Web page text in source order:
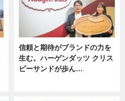
信頼と期待がブランドの力を
生む。ハーゲンダッツ クリス
ピーサンドが歩ん…